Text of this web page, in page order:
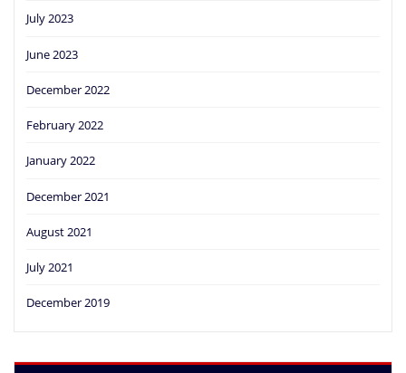
July 2023
June 2023
December 2022
February 2022
January 2022
December 2021
August 2021
July 2021
December 2019